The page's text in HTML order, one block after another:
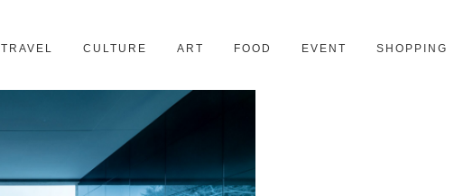
TRAVEL CULTURE ART FOOD EVENT SHOPPING